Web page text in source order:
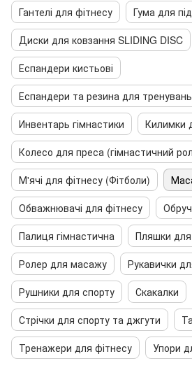
Гантелі для фітнесу
Гума для
Диски для ковзання SLIDING DISC
Еспандери кистьові
Еспандери та резина для тренувань
Инвентарь гімнастики
Килимки
Колесо для преса (гімнастичний
М'ячі для фітнесу (Фітболи)
Обважнювачі для фітнесу
Палиця гімнастична
Пляшки
Ролер для масажу
Рукавички
Рушники для спорту
Скакалки
Стрічки для спорту та джгути
Тренажери для фітнесу
Упори